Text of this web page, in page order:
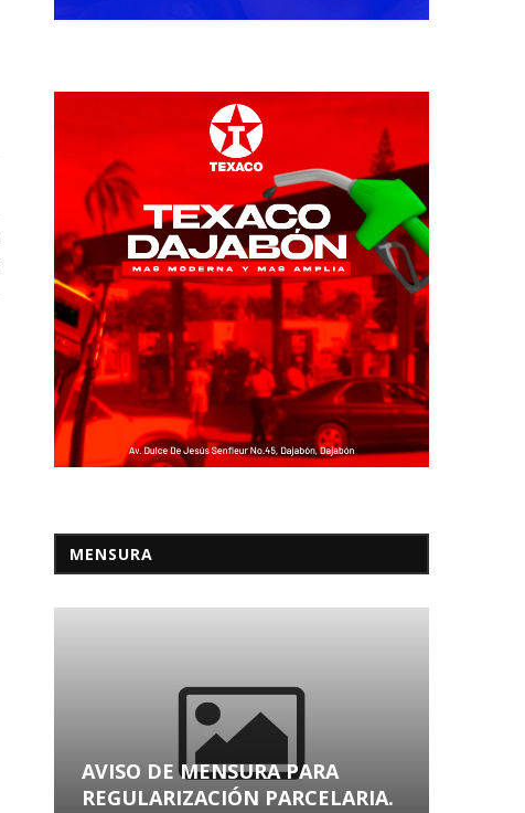
MENSURA
AVISO DE MENSURA PARA
REGULARIZACIÓN PARCELARIA.